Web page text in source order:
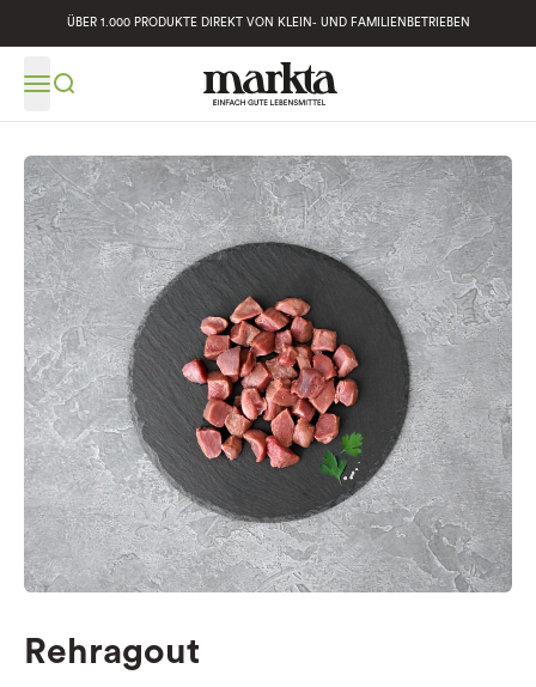
ÜBER 1.000 PRODUKTE DIREKT VON KLEIN- UND FAMILIENBETRIEBEN
Rehragout